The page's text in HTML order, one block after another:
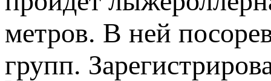
метров. В ней
групп.